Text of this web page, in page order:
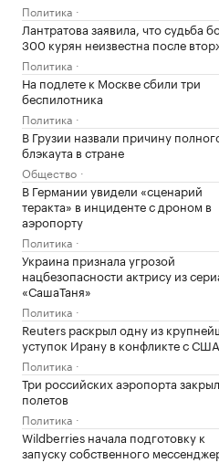
Политика
Лантратова заявила, что судьба
300 курян неизвестна после
Политика
На подлете к Москве сбили три
беспилотника
Политика
В Грузии назвали причину
блэкаута в стране
Общество
В Германии увидели «сценарий
теракта» в инциденте с дроном в
аэропорту
Политика
Украина признала угрозой
нацбезопасности актрису из
«СашаТаня»
Политика
Reuters раскрыл одну из
уступок Ирану в конфликте с США
Политика
Три российских аэропорта
полетов
Политика
Wildberries начала подготовку к
запуску собственного